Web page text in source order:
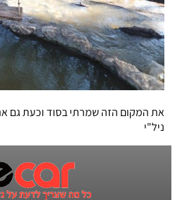
את המקום הזה שמרתי בסוד וכעת גם
ניל"י